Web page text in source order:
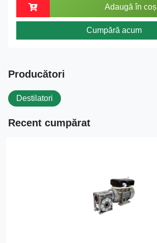
Adaugă în coș
Cumpără acum
Producători
Destilatori
Recent cumpărat